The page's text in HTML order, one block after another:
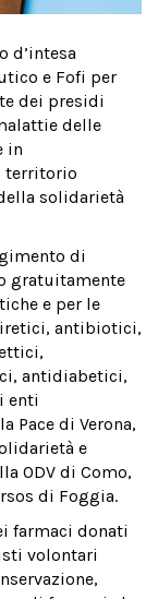
d’intesa
e Fofi per
dei presidi
delle
in
territorio
solidarietà
di
gratuitamente
e per le
antibiotici,
antidiabetici,
enti
Pace di Verona,
e
ODV di Como,
di Foggia.
farmaci donati
volontari